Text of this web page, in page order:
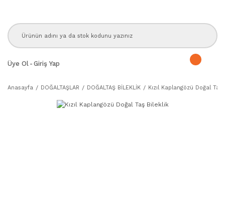
Üye Ol - Giriş Yap
Anasayfa DOĞALTAŞLAR DOĞALTAŞ BİLEKLİK Kızıl Kaplangözü Doğal